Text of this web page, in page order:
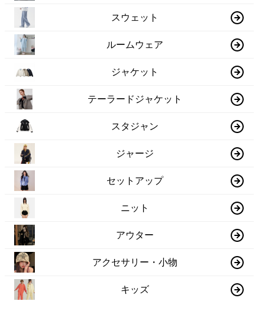
スウェット
ルームウェア
ジャケット
テーラードジャケット
スタジャン
ジャージ
セットアップ
ニット
アウター
アクセサリー・小物
キッズ